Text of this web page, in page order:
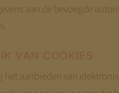
aan de bevoegde
VAN COOKIES
het aanbieden van